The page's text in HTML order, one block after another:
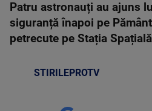
Patru astronauți au ajuns
siguranță înapoi pe
petrecute pe Stația
STIRILEPROTV